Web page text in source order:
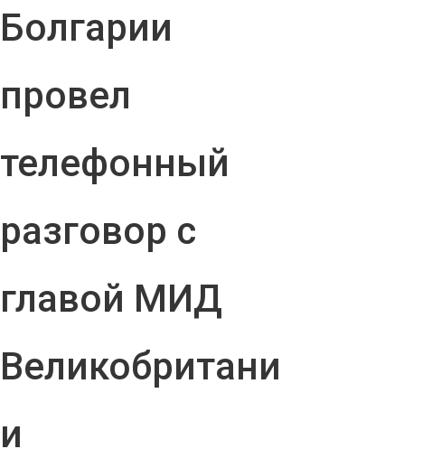
Болгарии
провел
телефонный
разговор с
главой МИД
Великобритани
и